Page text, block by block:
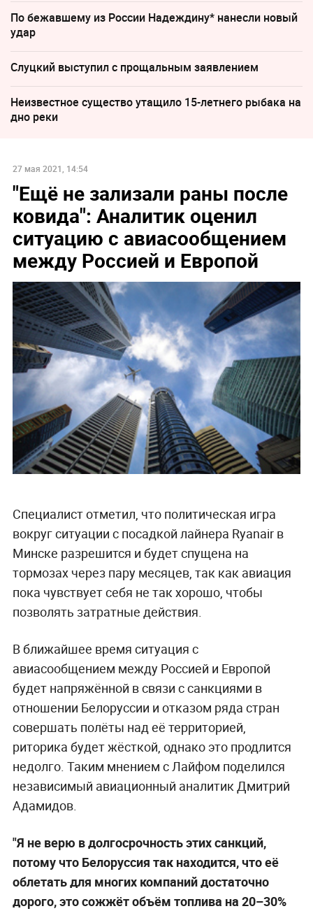
По бежавшему из России Надеждину* нанесли новый
удар
Слуцкий выступил с прощальным заявлением
Неизвестное существо утащило 15-летнего рыбака на
дно реки
27 мая 2021, 14:54
"Ещё не зализали раны после
ковида": Аналитик оценил
ситуацию с авиасообщением
между Россией и Европой
Специалист отметил, что политическая игра
вокруг ситуации с посадкой лайнера Ryanair в
Минске разрешится и будет спущена на
тормозах через пару месяцев, так как авиация
пока чувствует себя не так хорошо, чтобы
позволять затратные действия.
В ближайшее время ситуация с
авиасообщением между Россией и Европой
будет напряжённой в связи с санкциями в
отношении Белоруссии и отказом ряда стран
совершать полёты над её территорией,
риторика будет жёсткой, однако это продлится
недолго. Таким мнением с Лайфом поделился
независимый авиационный аналитик Дмитрий
Адамидов.
"Я не верю в долгосрочность этих санкций,
потому что Белоруссия так находится, что её
облетать для многих компаний достаточно
дорого, это сожжёт объём топлива на 20–30%